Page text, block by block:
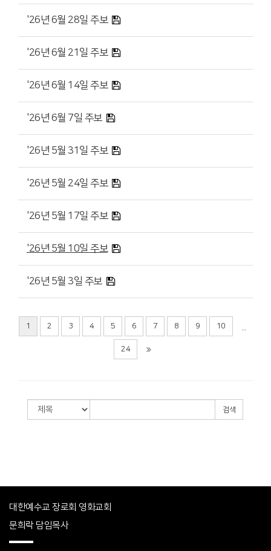
'26년 6월 28일 주보
'26년 6월 21일 주보
'26년 6월 14일 주보
'26년 6월 7일 주보
'26년 5월 31일 주보
'26년 5월 24일 주보
'26년 5월 17일 주보
'26년 5월 10일 주보
'26년 5월 3일 주보
1 2 3 4 5 6 7 8 9 10 ...
24
검색
대한예수교 장로회 영화교회
문희락 담임목사